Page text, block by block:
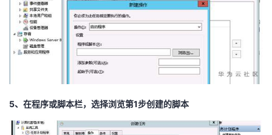
5、 在程序或脚本栏，选择浏览第1步创建的脚本